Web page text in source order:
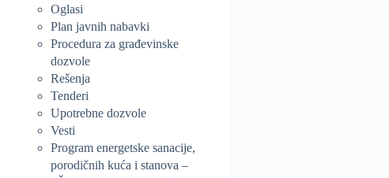
Oglasi
Plan javnih nabavki
Procedura za građevinske
dozvole
Rešenja
Tenderi
Upotrebne dozvole
Vesti
Program energetske sanacije,
porodičnih kuća i stanova –